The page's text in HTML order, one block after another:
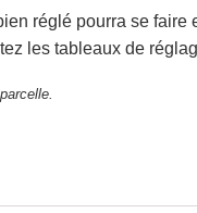
réglé pourra se faire
les tableaux de